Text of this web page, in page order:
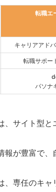
転職エ
キャリアアド
転職サポー
パソナ
、サイト型と
報が豊富で、
、専任のキ